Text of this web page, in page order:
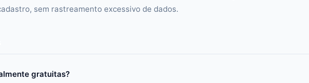
sem rastreamento excessivo de dados.
gratuitas?